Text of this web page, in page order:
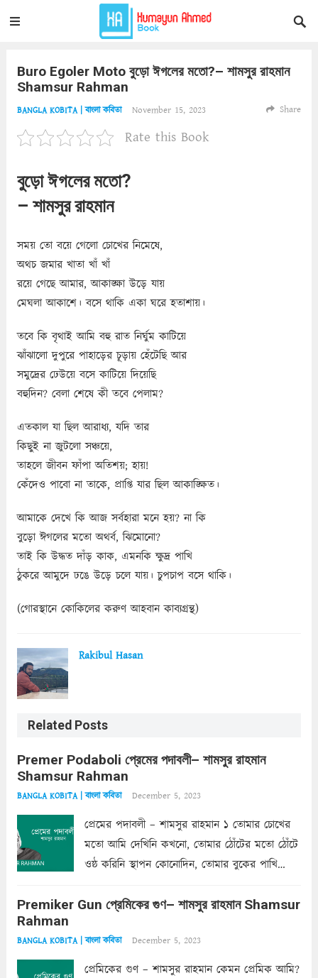
Buro Egoler Moto বুড়ো ঈগলের মতো?– শামসুর রাহমান
Shamsur Rahman
BANGLA KOBITA | বাংলা কবিতা November 15, 2023 Share
Rate this Book
বুড়ো ঈগলের মতো?
– শামসুর রাহমান
সময় তো বয়ে গেলো চোখের নিমেষে,
অথচ জমার খাতা খাঁ খাঁ
রয়ে গেছে আমার, আকাঙ্ক্ষা উড়ে যায়
মেঘলা আকাশে। বসে থাকি একা ঘরে হতাশায়।
তবে কি বৃথাই আমি বহু রাত নির্ঘুম কাটিয়ে
ঝাঁঝালো দুপুরে পাহাড়ের চূড়ায় হেঁটেছি আর
সমুদ্রের ঢেউয়ে বসে কাটিয়ে দিয়েছি
বহুদিন? বেলা শেষে কী তবে পেলাম?
এতকাল যা ছিল আরাধ্য, যদি তার
কিছুই না জুটলো সঞ্চয়ে,
তাহলে জীবন ফাঁপা অতিশয়; হায়!
কেঁদেও পাবো না তাকে, প্রাপ্তি যার ছিল আকাঙ্ক্ষিত।
আমাকে দেখে কি আজ সর্বহারা মনে হয়? না কি
বুড়ো ঈগলের মতো অথর্ব, ঝিমোনো?
তাই কি উদ্ধত দাঁড় কাক, এমনকি ক্ষুদ্র পাখি
ঠুকরে আমুদে ঢঙে উড়ে চলে যায়। চুপচাপ বসে থাকি।
(গোরস্থানে কোকিলের করুণ আহবান কাব্যগ্রন্থ)
Rakibul Hasan
Related Posts
Premer Podaboli প্রেমের পদাবলী– শামসুর রাহমান
Shamsur Rahman
BANGLA KOBITA | বাংলা কবিতা December 5, 2023
প্রেমের পদাবলী – শামসুর রাহমান ১ তোমার চোখের
মতো আমি দেখিনি কখনো, তোমার ঠোঁটের মতো ঠোঁটে
ওষ্ঠ করিনি স্থাপন কোনোদিন, তোমার বুকের পাখি
কোথাও কি এরকম ছায়া দেয় ক্লান্তির প্রহরে? মুছে
Premiker Gun প্রেমিকের গুণ– শামসুর রাহমান Shamsur
Rahman
BANGLA KOBITA | বাংলা কবিতা December 5, 2023
প্রেমিকের গুণ – শামসুর রাহমান কেমন প্রেমিক আমি?